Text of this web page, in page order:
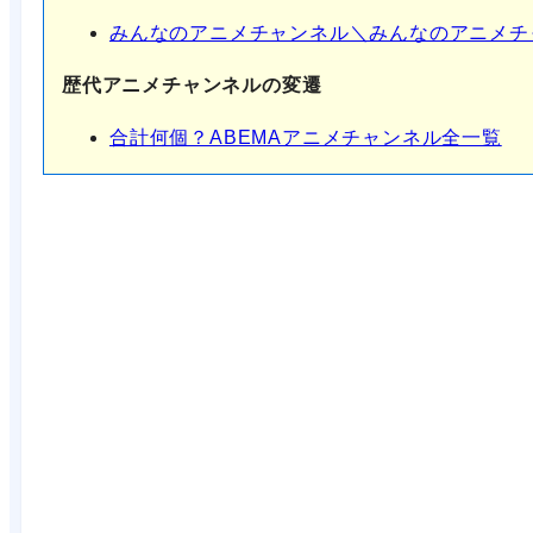
みんなのアニメチャンネル＼みんなのアニメ
歴代アニメチャンネルの変遷
合計何個？ABEMAアニメチャンネル全一覧